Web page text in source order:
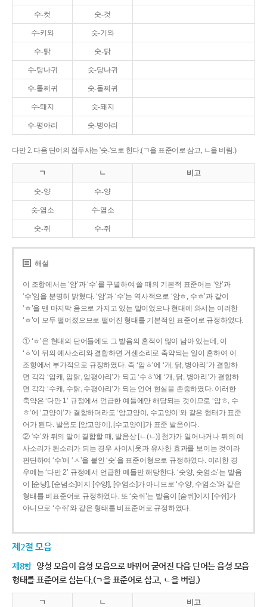
수-컷 숫-것
수-키와 숫-기와
수-탉 숫-닭
수-탕나귀 숫-당나귀
수-톨쩌귀 숫-돌쩌귀
수-퇘지 숫-돼지
수-평아리 숫-병아리
다만 2. 다음 단어의 접두사는 '숫-'으로 한다.(ㄱ을 표준어로 삼고, ㄴ을 버림.)
ㄱ ㄴ 비고
숫-양 수-양
숫-염소 수-염소
숫-쥐 수-쥐
해설
이 조항에서는 ‘암’과 ‘수’를 구별하여 쓸 때의 기본적 표준어는 ‘암’과
‘수’임을 분명히 밝혔다. ‘암’과 ‘수’는 역사적으로 ‘암ㅎ, 수ㅎ’과 같이
‘ㅎ’을 맨 마지막 음으로 가지고 있는 말이었으나 현대에 와서는 이러한
‘ㅎ’이 모두 떨어졌으므로 떨어진 형태를 기본적인 표준어로 규정하였다.
① ‘ㅎ’은 현대의 단어들에도 그 발음의 흔적이 많이 남아 있는데, 이
‘ㅎ’이 뒤의 예사소리와 결합하면 거센소리로 축약되는 일이 흔하여 이
조항에서 부가적으로 규정하였다. 즉 ‘암ㅎ’에 ‘개, 닭, 병아리’가 결합하
면 각각 ‘암캐, 암탉, 암평아리’가 되고 ‘수ㅎ’에 ‘개, 닭, 병아리’가 결합하
면 각각 ‘수캐, 수탉, 수평아리’가 되는 언어 현실을 존중하였다. 이러한
축약은 ‘다만 1’ 규정에서 언급한 예들에만 해당되는 것이므로 ‘암ㅎ, 수
ㅎ’에 ‘고양이’가 결합하더라도 ‘암고양이, 수고양이’와 같은 형태가 표준
어가 된다. 발음도 [암고양이], [수고양이]가 표준 발음이다.
② ‘수’와 뒤의 말이 결합할 때, 발음상 [ㄴ(ㄴ)] 첨가가 일어나거나 뒤의 예
사소리가 된소리가 되는 경우 사이시옷과 유사한 효과를 보이는 것이라
판단하여 ‘수’에 ‘ㅅ’을 붙인 ‘숫’을 표준어형으로 규정하였다. 이러한 경
우에는 ‘다만 2’ 규정에서 언급한 예들만 해당한다. ‘숫양, 숫염소’는 발음
이 [순냥], [순념소]이지 [수양], [수염소]가 아니므로 ‘수양, 수염소’와 같은
형태를 비표준어로 규정하였다. 또 ‘숫쥐’는 발음이 [숟쮜]이지 [수쥐]가
아니므로 ‘수쥐’와 같은 형태를 비표준어로 규정하였다.
제2절 모음
제8항 양성 모음이 음성 모음으로 바뀌어 굳어진 다음 단어는 음성 모음
형태를 표준어로 삼는다.(ㄱ을 표준어로 삼고, ㄴ을 버림.)
ㄱ ㄴ 비고